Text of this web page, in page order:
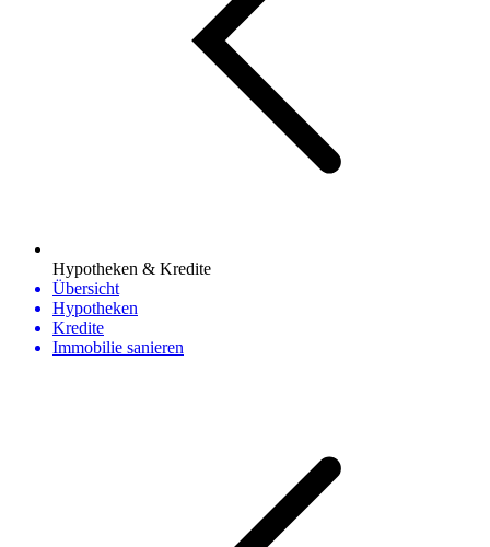
Hypotheken & Kredite
Übersicht
Hypotheken
Kredite
Immobilie sanieren